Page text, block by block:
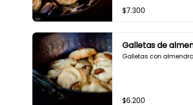
$7.300
Galletas de
Galletas con
$6.200